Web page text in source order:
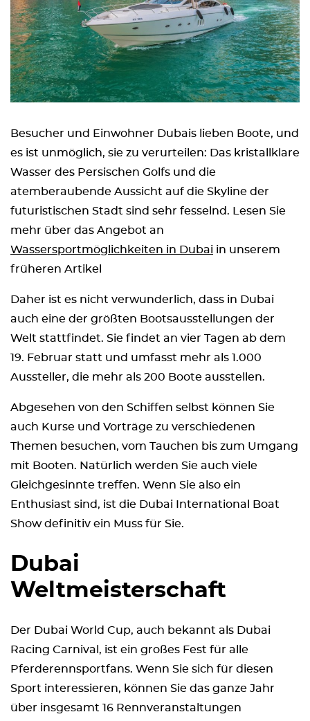
Besucher und Einwohner Dubais lieben Boote, und
es ist unmöglich, sie zu verurteilen: Das kristallklare
Wasser des Persischen Golfs und die
atemberaubende Aussicht auf die Skyline der
futuristischen Stadt sind sehr fesselnd. Lesen Sie
mehr über das Angebot an
Wassersportmöglichkeiten in Dubai in unserem
früheren Artikel
Daher ist es nicht verwunderlich, dass in Dubai
auch eine der größten Bootsausstellungen der
Welt stattfindet. Sie findet an vier Tagen ab dem
19. Februar statt und umfasst mehr als 1.000
Aussteller, die mehr als 200 Boote ausstellen.
Abgesehen von den Schiffen selbst können Sie
auch Kurse und Vorträge zu verschiedenen
Themen besuchen, vom Tauchen bis zum Umgang
mit Booten. Natürlich werden Sie auch viele
Gleichgesinnte treffen. Wenn Sie also ein
Enthusiast sind, ist die Dubai International Boat
Show definitiv ein Muss für Sie.
Dubai
Weltmeisterschaft
Der Dubai World Cup, auch bekannt als Dubai
Racing Carnival, ist ein großes Fest für alle
Pferderennsportfans. Wenn Sie sich für diesen
Sport interessieren, können Sie das ganze Jahr
über insgesamt 16 Rennveranstaltungen